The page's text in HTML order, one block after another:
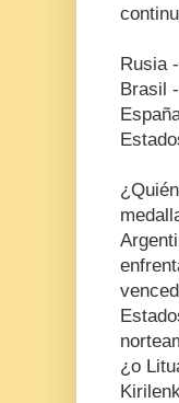
Rusia
Brasil
¿o